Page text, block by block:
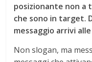
posizionante non a
che sono in target.
messaggio arrivi
Non slogan, ma